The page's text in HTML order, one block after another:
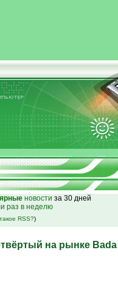
новости за 30 дней
раз в неделю
RSS?)
на рынке Bada